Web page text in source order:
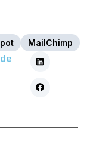
MailChimp